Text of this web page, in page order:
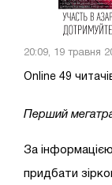
20:09, 19 травня
Online 49
Перший
За інформацією
придбати